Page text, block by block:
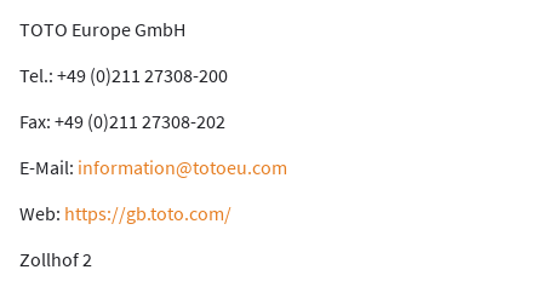
TOTO Europe GmbH
Tel.: +49 (0)211 27308-200
Fax: +49 (0)211 27308-202
E-Mail: information@totoeu.com
Web: https://gb.toto.com/
Zollhof 2